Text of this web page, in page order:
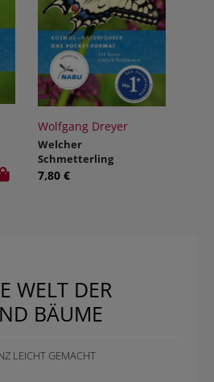
Wolfgang Dreyer
Welcher
Schmetterling
ist das?
7,80 €
WELT DER
BÄUME
LEICHT GEMACHT